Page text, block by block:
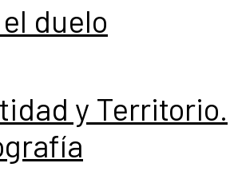
duelo
y Territorio.